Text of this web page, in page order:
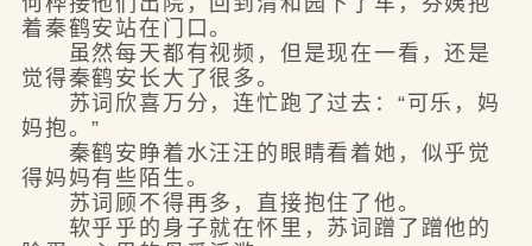
着秦鹤安站在门口。
虽然每天都有视频，但是现在一看，还是
觉得秦鹤安长大了很多。
苏词欣喜万分，连忙跑了过去：“可乐，妈
妈抱。”
秦鹤安睁着水汪汪的眼睛看着她，似乎觉
得妈妈有些陌生。
苏词顾不得再多，直接抱住了他。
软乎乎的身子就在怀里，苏词蹭了蹭他的